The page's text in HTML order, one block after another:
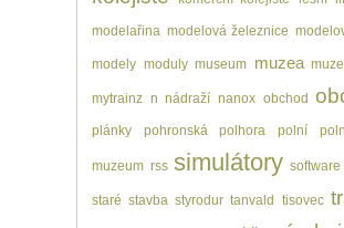
modelařina modelová železnice
modely moduly museum muzea
mytrainz n nádraží nanox obchod
plánky pohronská polhora polní
muzeum rss simulátory software
staré stavba styrodur tanvald tisovec